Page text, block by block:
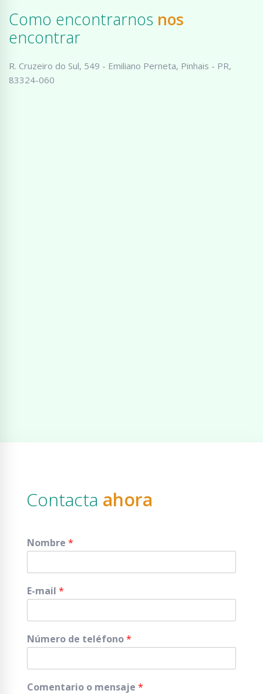
Como encontrarnos nos
encontrar
R. Cruzeiro do Sul, 549 - Emiliano Perneta, Pinhais - PR,
83324-060
Contacta ahora
Nombre *
E-mail *
Número de teléfono*
Comentario o mensaje *